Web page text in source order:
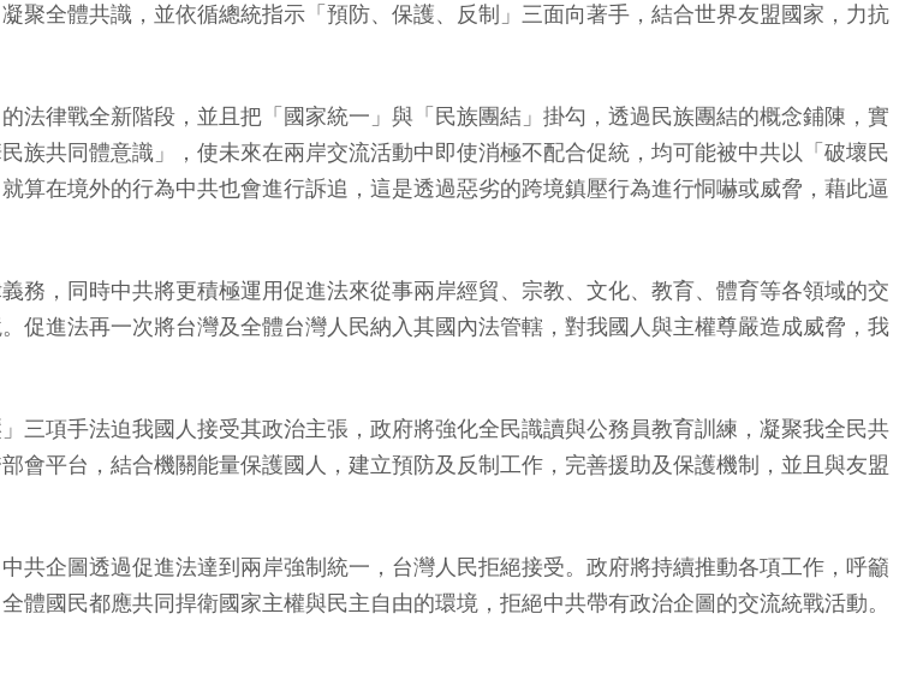
聚全體共識，並依循總統指示「預防、保護、反制」三面向著手，結合世界友盟國家，力抗
法律戰全新階段，並且把「國家統一」與「民族團結」掛勾，透過民族團結的概念鋪陳，實
族共同體意識」，使未來在兩岸交流活動中即使消極不配合促統，均可能被中共以「破壞民
算在境外的行為中共也會進行訴追，這是透過惡劣的跨境鎮壓行為進行恫嚇或威脅，藉此逼
務，同時中共將更積極運用促進法來從事兩岸經貿、宗教、文化、教育、體育等各領域的交
促進法再一次將台灣及全體台灣人民納入其國內法管轄，對我國人與主權尊嚴造成威脅，我
三項手法迫我國人接受其政治主張，政府將強化全民識讀與公務員教育訓練，凝聚我全民共
會平台，結合機關能量保護國人，建立預防及反制工作，完善援助及保護機制，並且與友盟
共企圖透過促進法達到兩岸強制統一，台灣人民拒絕接受。政府將持續推動各項工作，呼籲
國民都應共同捍衛國家主權與民主自由的環境，拒絕中共帶有政治企圖的交流統戰活動。